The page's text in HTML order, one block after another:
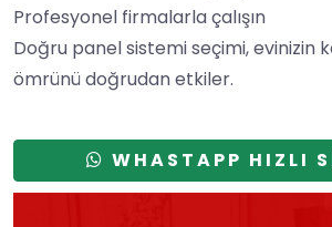
Profesyonel firmalarla çalışın
Doğru panel sistemi seçimi, evinizin
ömrünü doğrudan etkiler.
WHASTAPP HIZLI